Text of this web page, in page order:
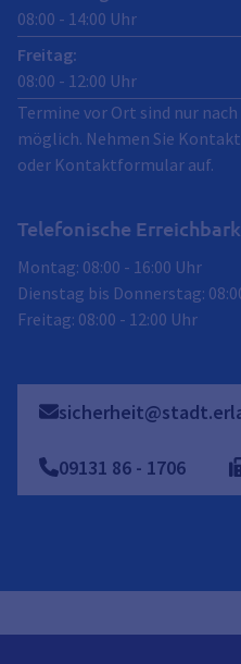
08:00 - 14:00 Uhr
Freitag:
08:00 - 12:00 Uhr
Termine vor Ort sind nur
möglich. Nehmen Sie
oder Kontaktformular auf.
Telefonische
Montag: 08:00 - 16:00 Uhr
Dienstag bis Donnerstag:
Freitag: 08:00 - 12:00 Uhr
09131 86 - 1706